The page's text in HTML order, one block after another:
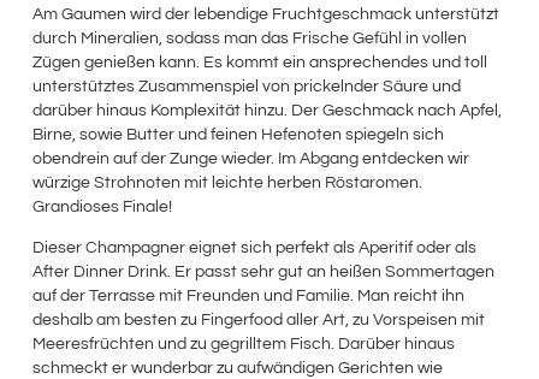
Am Gaumen wird der lebendige Fruchtgeschmack unterstützt
durch Mineralien, sodass man das Frische Gefühl in vollen
Zügen genießen kann. Es kommt ein ansprechendes und toll
unterstütztes Zusammenspiel von prickelnder Säure und
darüber hinaus Komplexität hinzu. Der Geschmack nach Apfel,
Birne, sowie Butter und feinen Hefenoten spiegeln sich
obendrein auf der Zunge wieder. Im Abgang entdecken wir
würzige Strohnoten mit leichte herben Röstaromen.
Grandioses Finale!
Dieser Champagner eignet sich perfekt als Aperitif oder als
After Dinner Drink. Er passt sehr gut an heißen Sommertagen
auf der Terrasse mit Freunden und Familie. Man reicht ihn
deshalb am besten zu Fingerfood aller Art, zu Vorspeisen mit
Meeresfrüchten und zu gegrilltem Fisch. Darüber hinaus
schmeckt er wunderbar zu aufwändigen Gerichten wie